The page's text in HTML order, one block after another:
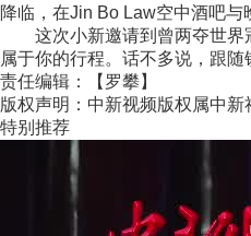
降临，在Jin Bo Law空中酒吧
这次小新邀请到曾两夺世界冠
属于你的行程。话不多说，跟
责任编辑：【罗攀】
版权声明：中新视频版权属中
特别推荐